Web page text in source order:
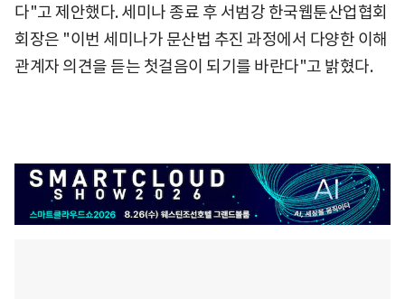
다"고 제안했다. 세미나 종료 후 서범강 한국웹툰산업협회
회장은 "이번 세미나가 문산법 추진 과정에서 다양한 이해
관계자 의견을 듣는 첫걸음이 되기를 바란다"고 밝혔다.